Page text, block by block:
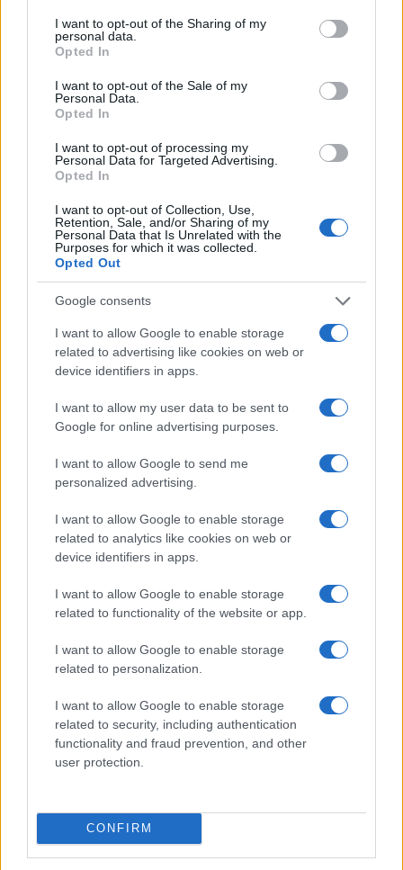
not limited to your visit or usage behaviour. You may click to
grant or deny consent to Google and its third-party tags to
use your data for below specified purposes in below Google
consent section.
I want to opt-out of the Sharing of my
personal data.
Opted In
I want to opt-out of the Sale of my
Personal Data.
Opted In
I want to opt-out of processing my
Personal Data for Targeted Advertising.
Opted In
I want to opt-out of Collection, Use,
Retention, Sale, and/or Sharing of my
Personal Data that Is Unrelated with the
Purposes for which it was collected.
Opted Out
Google consents
I want to allow Google to enable storage
related to advertising like cookies on web or
device identifiers in apps.
I want to allow my user data to be sent to
Google for online advertising purposes.
I want to allow Google to send me
personalized advertising.
I want to allow Google to enable storage
related to analytics like cookies on web or
device identifiers in apps.
I want to allow Google to enable storage
related to functionality of the website or app.
I want to allow Google to enable storage
related to personalization.
I want to allow Google to enable storage
related to security, including authentication
functionality and fraud prevention, and other
user protection.
CONFIRM
Ameddig az irányított energiájú fegyverek
meg nem jelennek számottevő mennyiségben,
addig a stratégiai szintet a támadás fogja
dominálni.
Hogy mit jelent mindez az ukrán háború
menetére nézve?
Azt jelenti, hogy
mivel az ukrán védelem nem lesz
képes kielégítő választ adni az
kénytelenek lesznek egy hasonló
stratégiai offenzívát indítani az
orosz hátország ellen.
Hogy sikerül-e létrehozni a kölcsönös
elrettentés egyensúlyát vagy pedig egy
ellenőrizhetetlen eszkalációs spirál előtt
állunk az a következő hetekben elválik.
Putyin haditervének ez még csak az
első fázisa